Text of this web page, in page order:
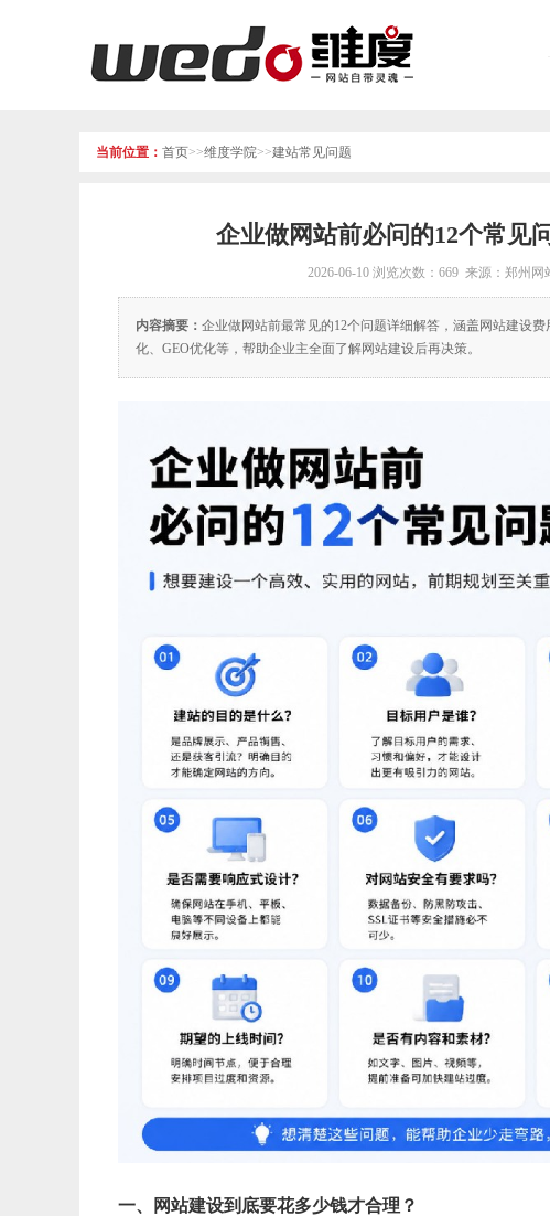
当前位置： 首页>>维度学院>>建站常见问题
企业做网站前必问的12个常见
2026-06-10浏览次数：669 来源：郑州网
内容摘要： 企业做网站前最常见的12个问题详细解答，涵盖网站建设
化、GEO优化等，帮助企业主全面了解网站建设后再决策。
一、网站建设到底要花多少钱才合理？